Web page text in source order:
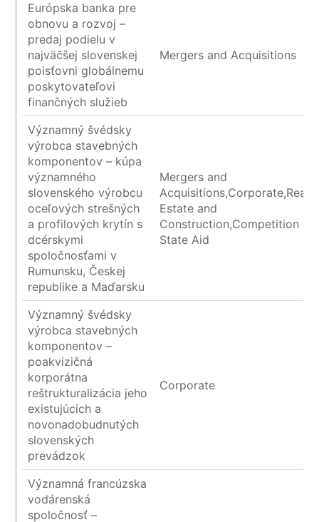
Európska banka pre
obnovu a rozvoj –
predaj podielu v
najväčšej slovenskej
poisťovni globálnemu
poskytovateľovi
finančných služieb
Mergers and Acquisitions
Významný švédsky
výrobca stavebných
komponentov – kúpa
významného
slovenského výrobcu
oceľových strešných
a profilových krytín s
dcérskymi
spoločnosťami v
Rumunsku, Českej
republike a Maďarsku
Mergers and
Acquisitions,Corporate,Real
Estate and
Construction,Competition
State Aid
Významný švédsky
výrobca stavebných
komponentov –
poakvizičná
korporátna
reštrukturalizácia jeho
existujúcich a
novonadobudnutých
slovenských
prevádzok
Corporate
Významná francúzska
vodárenská
spoločnosť –